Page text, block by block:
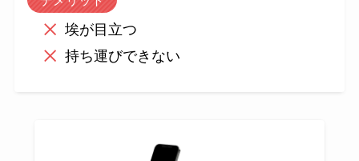
埃が目立つ
持ち運びできない